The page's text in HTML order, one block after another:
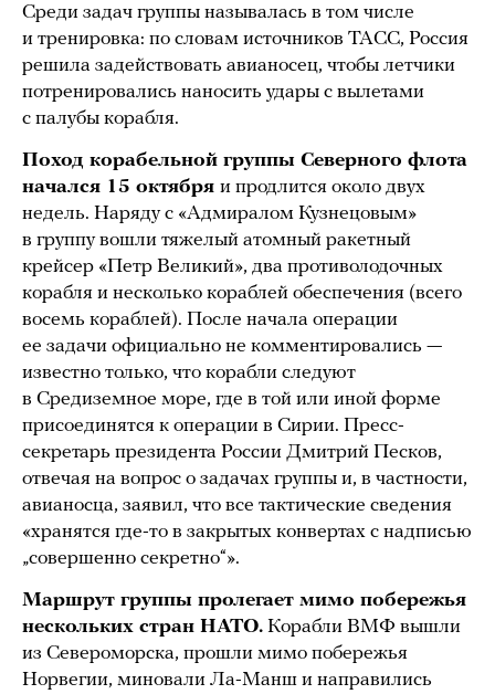
Среди задач группы называлась в том числе
и тренировка: по словам источников ТАСС, Россия
решила задействовать авианосец, чтобы летчики
потренировались наносить удары с вылетами
с палубы корабля.
Поход корабельной группы Северного флота
начался 15 октября и продлится около двух
недель. Наряду с «Адмиралом Кузнецовым»
в группу вошли тяжелый атомный ракетный
крейсер «Петр Великий», два противолодочных
корабля и несколько кораблей обеспечения (всего
восемь кораблей). После начала операции
ее задачи официально не комментировались —
известно только, что корабли следуют
в Средиземное море, где в той или иной форме
присоединятся к операции в Сирии. Пресс-
секретарь президента России Дмитрий Песков,
отвечая на вопрос о задачах группы и, в частности,
авианосца, заявил, что все тактические сведения
«хранятся где-то в закрытых конвертах с надписью
„совершенно секретно“».
Маршрут группы пролегает мимо побережья
нескольких стран НАТО. Корабли ВМФ вышли
из Североморска, прошли мимо побережья
Норвегии, миновали Ла-Манш и направились